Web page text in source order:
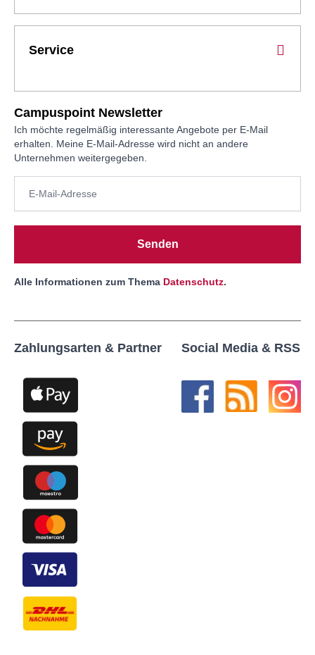
Service
Campuspoint Newsletter
Ich möchte regelmäßig interessante Angebote per E-Mail
erhalten. Meine E-Mail-Adresse wird nicht an andere
Unternehmen weitergegeben.
Senden
Alle Informationen zum Thema Datenschutz.
Zahlungsarten & Partner Social Media & RSS